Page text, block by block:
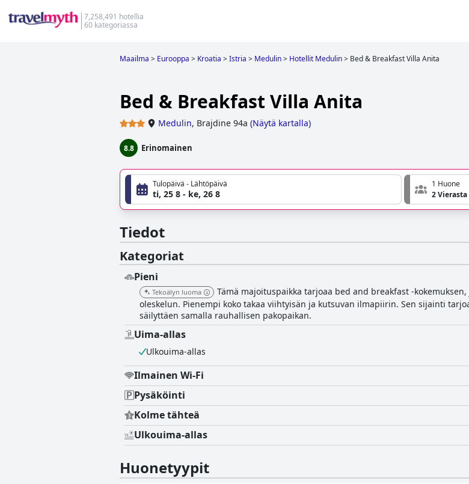
7,258,491 hotellia
60 kategoriassa
Maailma > Eurooppa > Kroatia >Istria > Medulin> Hotellit Medulin> Bed & Breakfast Villa Anita
Bed & Breakfast Villa Anita
Medulin, Brajdine 94a (Näytä kartalla)
8.8 Erinomainen
Tulopäivä - Lähtöpäivä
ti, 25 8 - ke, 26 8
1 Huone
2 Vierasta
Tiedot
Kategoriat
Pieni
Tekoälyn luoma
Tämä majoituspaikka tarjoaa bed and breakfast -
oleskelun. Pienempi koko takaa viihtyisän ja kutsuvan ilmapiirin. Sen sijainti
säilyttäen samalla rauhallisen pakopaikan.
Uima-allas
Ulkouima-allas
Ilmainen Wi-Fi
Pysäköinti
Kolme tähteä
Ulkouima-allas
Huonetyypit